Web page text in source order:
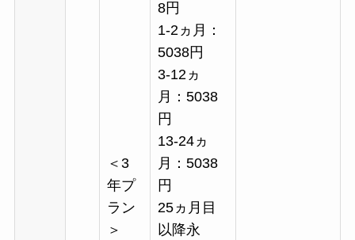
＜3
年プ
ラン
＞
8円
1-2ヵ月：
5038円
3-12ヵ
月：5038
円
13-24ヵ
月：5038
円
25ヵ月目
以降永